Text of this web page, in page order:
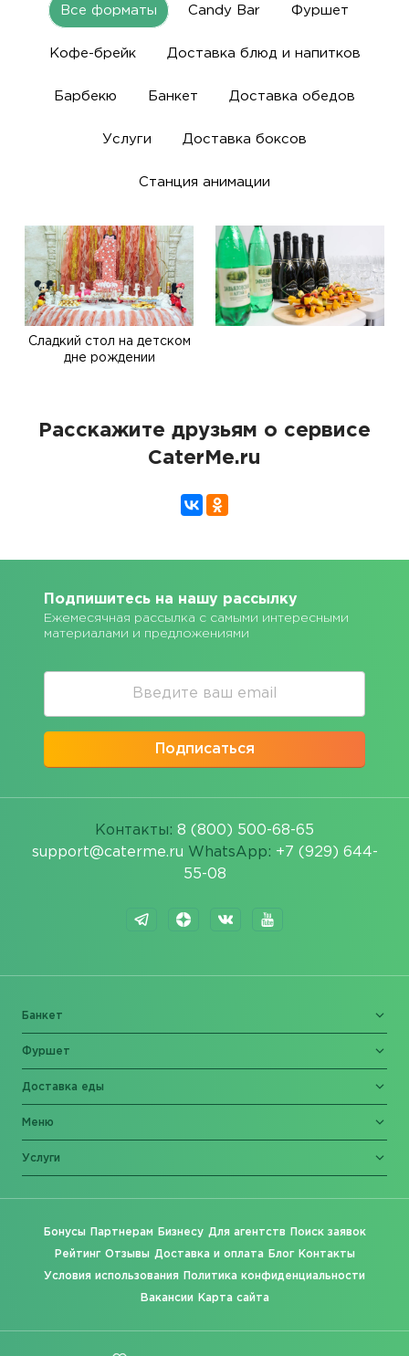
Все форматы Candy Bar Фуршет
Кофе-брейк Доставка блюд и напитков
Барбекю Банкет Доставка обедов
Услуги Доставка боксов
Станция анимации
Сладкий стол на детском
дне рождении
Расскажите друзьям о сервисе
CaterMe.ru
Подпишитесь на нашу рассылку
Ежемесячная рассылка с самыми интересными
материалами и предложениями
Подписаться
Контакты: 8 (800) 500-68-65
support@caterme.ru WhatsApp: +7 (929) 644-
55-08
Банкет
Фуршет
Доставка еды
Меню
Услуги
Бонусы Партнерам Бизнесу Для агентств Поиск заявок
Рейтинг Отзывы Доставка и оплата Блог Контакты
Условия использования Политика конфиденциальности
Вакансии Карта сайта